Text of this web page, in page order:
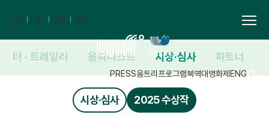
PRESS움트리프로그램북역대영화제ENG
스터 · 트레일러 움피니스트 시상·심사 파트너
시상·심사 2025 수상작